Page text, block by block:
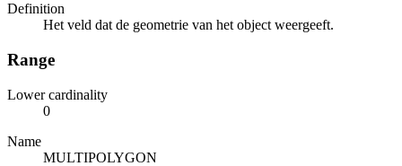
Definition
Het veld dat de geometrie van het object weergeeft.
Range
Lower cardinality
0
Name
MULTIPOLYGON